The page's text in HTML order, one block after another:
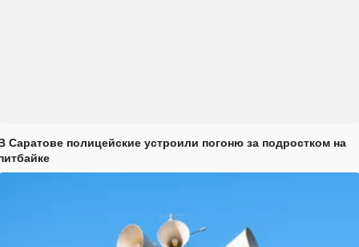
Саратове полицейские устроили погоню за подростком на